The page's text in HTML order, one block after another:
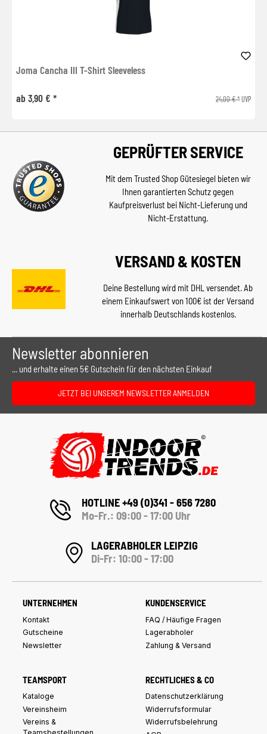
Joma Cancha III T-Shirt Sleeveless
ab 3,90 € * 24,00 € *UVP
GEPRÜFTER SERVICE
Mit dem Trusted Shop Gütesiegel bieten wir
Ihnen garantierten Schutz gegen
Kaufpreisverlust bei Nicht-Lieferung und
Nicht-Erstattung.
VERSAND & KOSTEN
Deine Bestellung wird mit DHL versendet. Ab
einem Einkaufswert von 100€ ist der Versand
innerhalb Deutschlands kostenlos.
Newsletter abonnieren
... und erhalte einen 5€ Gutschein für den nächsten Einkauf
JETZT BEI UNSEREM NEWSLETTER ANMELDEN
HOTLINE +49 (0)341 - 656 7280
Mo-Fr.: 09:00 - 17:00 Uhr
LAGERABHOLER LEIPZIG
Di-Fr: 10:00 - 17:00
UNTERNEHMEN
Kontakt
Gutscheine
Newsletter
KUNDENSERVICE
FAQ / Häufige Fragen
Lagerabholer
Zahlung & Versand
TEAMSPORT
Kataloge
Vereinsheim
Vereins &
RECHTLICHES & CO
Datenschutzerklärung
Widerrufsformular
Widerrufsbelehrung